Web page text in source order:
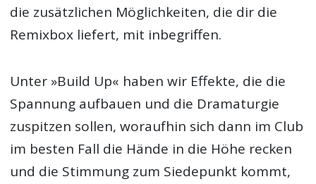
die zusätzlichen Möglichkeiten, die dir die
Remixbox liefert, mit inbegriffen.
Unter »Build Up« haben wir Effekte, die die
Spannung aufbauen und die Dramaturgie
zuspitzen sollen, woraufhin sich dann im Club
im besten Fall die Hände in die Höhe recken
und die Stimmung zum Siedepunkt kommt,